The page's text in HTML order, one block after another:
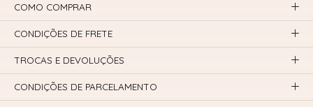
COMO COMPRAR
CONDIÇÕES DE FRETE
TROCAS E DEVOLUÇÕES
CONDIÇÕES DE PARCELAMENTO